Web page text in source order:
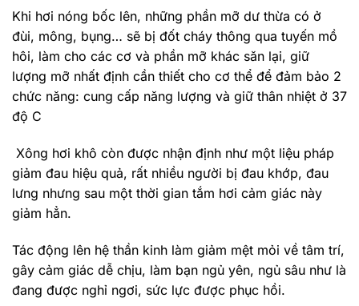
Khi hơi nóng bốc lên, những phần mỡ dư thừa có ở
đùi, mông, bụng… sẽ bị đốt cháy thông qua tuyến mồ
hôi, làm cho các cơ và phần mỡ khác săn lại, giữ
lượng mỡ nhất định cần thiết cho cơ thể để đảm bảo 2
chức năng: cung cấp năng lượng và giữ thân nhiệt ở 37
độ C
Xông hơi khô còn được nhận định như một liệu pháp
giảm đau hiệu quả, rất nhiều người bị đau khớp, đau
lưng nhưng sau một thời gian tắm hơi cảm giác này
giảm hẳn.
Tác động lên hệ thần kinh làm giảm mệt mỏi về tâm trí,
gây cảm giác dễ chịu, làm bạn ngủ yên, ngủ sâu như là
đang được nghỉ ngơi, sức lực được phục hồi.